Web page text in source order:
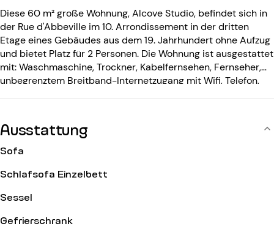
Diese 60 m² große Wohnung, Alcove Studio, befindet sich in
der Rue d'Abbeville im 10. Arrondissement in der dritten
Etage eines Gebäudes aus dem 19. Jahrhundert ohne Aufzug
und bietet Platz für 2 Personen. Die Wohnung ist ausgestattet
mit: Waschmaschine, Trockner, Kabelfernsehen, Fernseher,
unbegrenztem Breitband-Internetzugang mit Wifi, Telefon,
Ausstattung
Sofa
Schlafsofa Einzelbett
Sessel
Gefrierschrank